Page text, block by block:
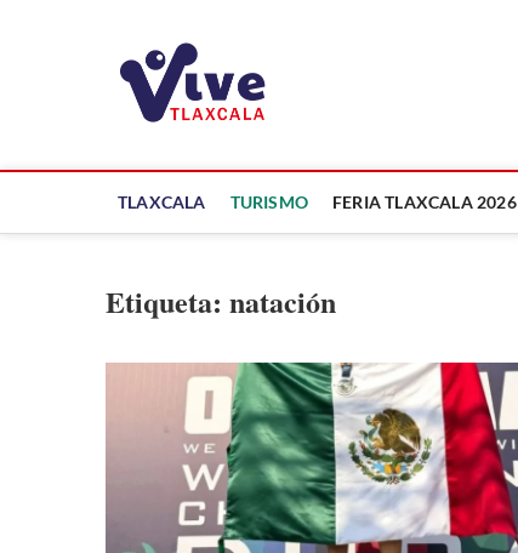
TLAXCALA TURISMO FERIA TLAXCALA 2026
Etiqueta: natación